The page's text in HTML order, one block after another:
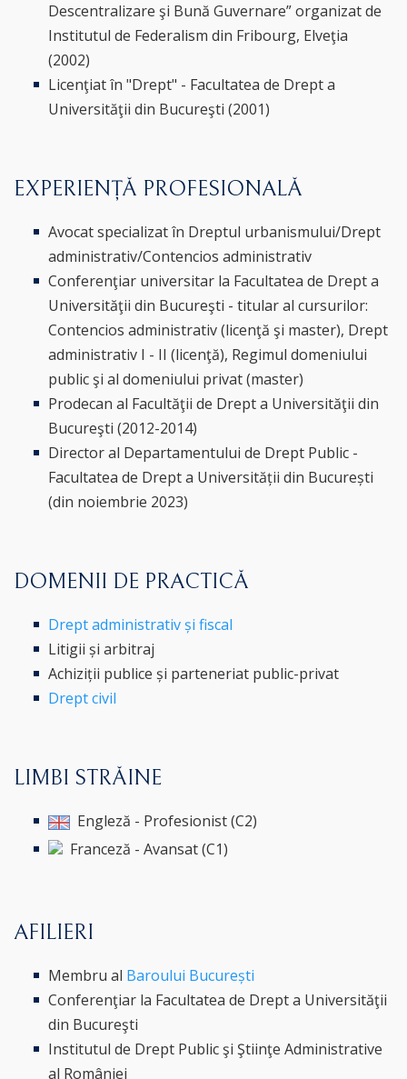
Descentralizare şi Bună Guvernare” organizat de
Institutul de Federalism din Fribourg, Elveţia
(2002)
Licenţiat în "Drept" - Facultatea de Drept a
Universităţii din Bucureşti (2001)
EXPERIENȚĂ PROFESIONALĂ
Avocat specializat în Dreptul urbanismului/Drept
administrativ/Contencios administrativ
Conferenţiar universitar la Facultatea de Drept a
Universităţii din Bucureşti - titular al cursurilor:
Contencios administrativ (licenţă şi master), Drept
administrativ I - II (licenţă), Regimul domeniului
public şi al domeniului privat (master)
Prodecan al Facultăţii de Drept a Universităţii din
Bucureşti (2012-2014)
Director al Departamentului de Drept Public -
Facultatea de Drept a Universității din București
(din noiembrie 2023)
DOMENII DE PRACTICĂ
Drept administrativ și fiscal
Litigii și arbitraj
Achiziții publice și parteneriat public-privat
Drept civil
LIMBI STRĂINE
Engleză - Profesionist (C2)
Franceză - Avansat (C1)
AFILIERI
Membru al Baroului București
Conferenţiar la Facultatea de Drept a Universităţii
din Bucureşti
Institutul de Drept Public şi Ştiinţe Administrative
al României